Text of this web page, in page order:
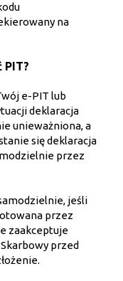
na
PIT?
e-PIT lub
deklaracja
unieważniona, a
się deklaracja
przez
jeśli
przez
zaakceptuje
przed